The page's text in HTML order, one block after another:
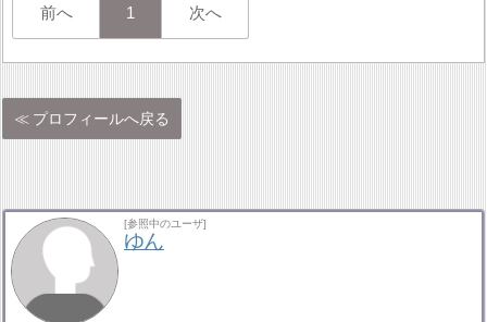
前へ 1 次へ
プロフィールへ戻る
[参照中のユーザ]
ゆん